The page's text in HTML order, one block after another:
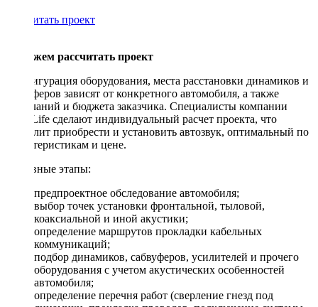
Рассчитать проект
Поможем рассчитать проект
Конфигурация оборудования, места расстановки динамиков и
сабвуферов зависят от конкретного автомобиля, а также
пожеланий и бюджета заказчика. Специалисты компании
DriveLife сделают индивидуальный расчет проекта, что
позволит приобрести и установить автозвук, оптимальный по
характеристикам и цене.
Основные этапы:
предпроектное обследование автомобиля;
выбор точек установки фронтальной, тыловой,
коаксиальной и иной акустики;
определение маршрутов прокладки кабельных
коммуникаций;
подбор динамиков, сабвуферов, усилителей и прочего
оборудования с учетом акустических особенностей
автомобиля;
определение перечня работ (сверление гнезд под